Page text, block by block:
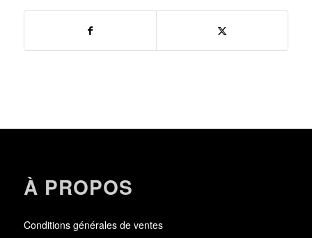
À PROPOS
Conditions générales de ventes